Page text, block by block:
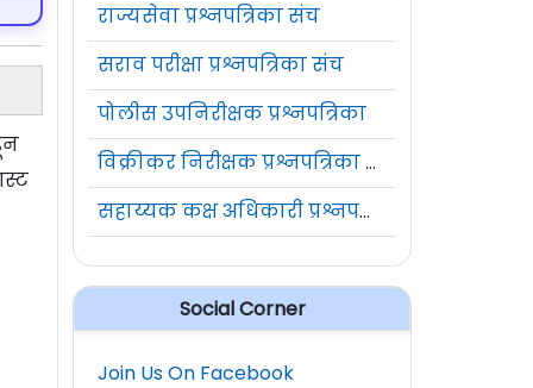
राज्यसेवा प्रश्नपत्रिका संच
सराव परीक्षा प्रश्नपत्रिका संच
पोलीस उपनिरीक्षक प्रश्नपत्रिका
विक्रीकर निरीक्षक प्रश्नपत्रिका संच
सहाय्यक कक्ष अधिकारी प्रश्नपत्रिका संच
Social Corner
Join Us On Facebook